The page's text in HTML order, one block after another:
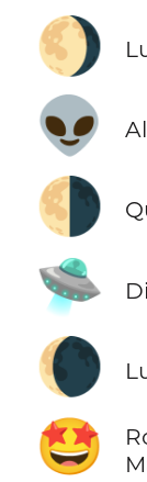
🌖
👽
🌗
🛸
🌘
🤩